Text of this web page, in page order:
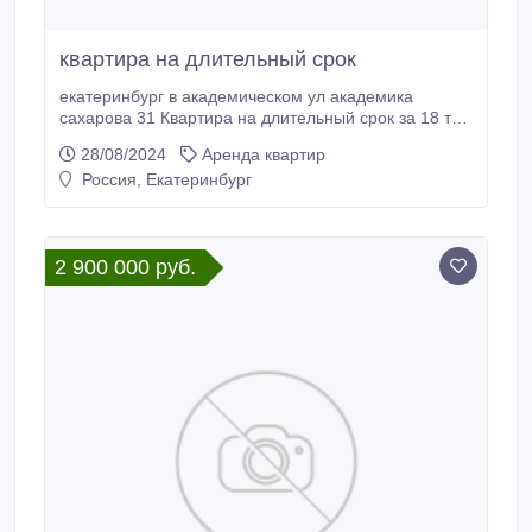
квартира на длительный срок
екатеринбург в академическом ул академика
сахарова 31 Квартира на длительный срок за 18 т
во двор. в квартире 43.6 м2 есть кухонная мебель
софа кресло диван шкаф стол стулья
развлекательные центры супермаркеты рядом
остановки с общественным транспортом квартира
оборудована автоматическими приборами учета на
28/08/2024
Аренда квартир
Россия, Екатеринбург
2 900 000 руб.